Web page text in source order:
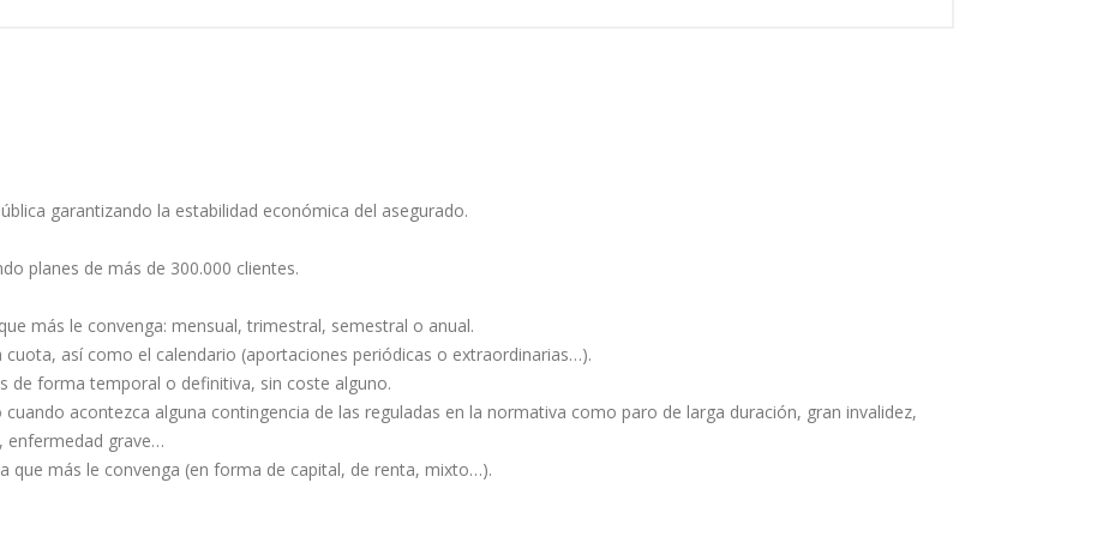
garantizando la estabilidad económica del asegurado.
planes de más de 300.000 clientes.
más le convenga: mensual, trimestral, semestral o anual.
cuota, así como el calendario (aportaciones periódicas o extraordinarias…).
de forma temporal o definitiva, sin coste alguno.
acontezca alguna contingencia de las reguladas en la normativa como paro de larga duración, gran invalidez,
enfermedad grave…
que más le convenga (en forma de capital, de renta, mixto…).